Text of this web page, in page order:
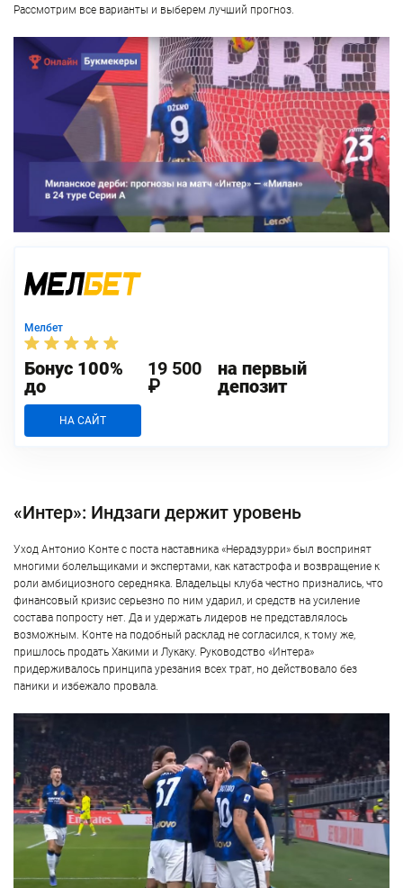
Рассмотрим все варианты и выберем лучший прогноз.
Мелбет
Бонус 100%
до
19 500
₽
на первый
депозит
НА САЙТ
«Интер»: Индзаги держит уровень
Уход Антонио Конте с поста наставника «Нерадзурри» был воспринят
многими болельщиками и экспертами, как катастрофа и возвращение к
роли амбициозного середняка. Владельцы клуба честно признались, что
финансовый кризис серьезно по ним ударил, и средств на усиление
состава попросту нет. Да и удержать лидеров не представлялось
возможным. Конте на подобный расклад не согласился, к тому же,
пришлось продать Хакими и Лукаку. Руководство «Интера»
придерживалось принципа урезания всех трат, но действовало без
паники и избежало провала.